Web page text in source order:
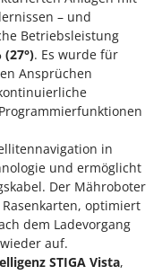
– und
Betriebsleistung
(27°). Es wurde für
Ansprüchen
in
und ermöglicht
Der Mähroboter
optimiert
dem Ladevorgang
auf.
STIGA Vista,